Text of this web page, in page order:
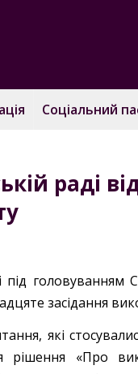
Соціальний
раді
головуванням
засідання
які
рішення «Про